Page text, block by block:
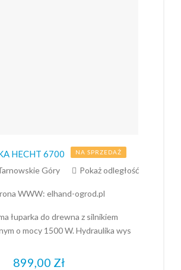
HECHT 6700 NA SPRZEDAŻ
Góry Pokaż odległość
WWW: elhand-ogrod.pl
łuparka do drewna z silnikiem
o mocy 1500 W. Hydraulika wys
899,00 Zł